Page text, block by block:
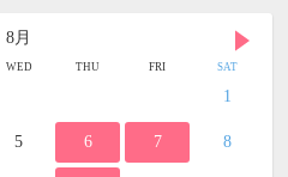
8月
WED THU FRI SAT
1
5 6 7 8